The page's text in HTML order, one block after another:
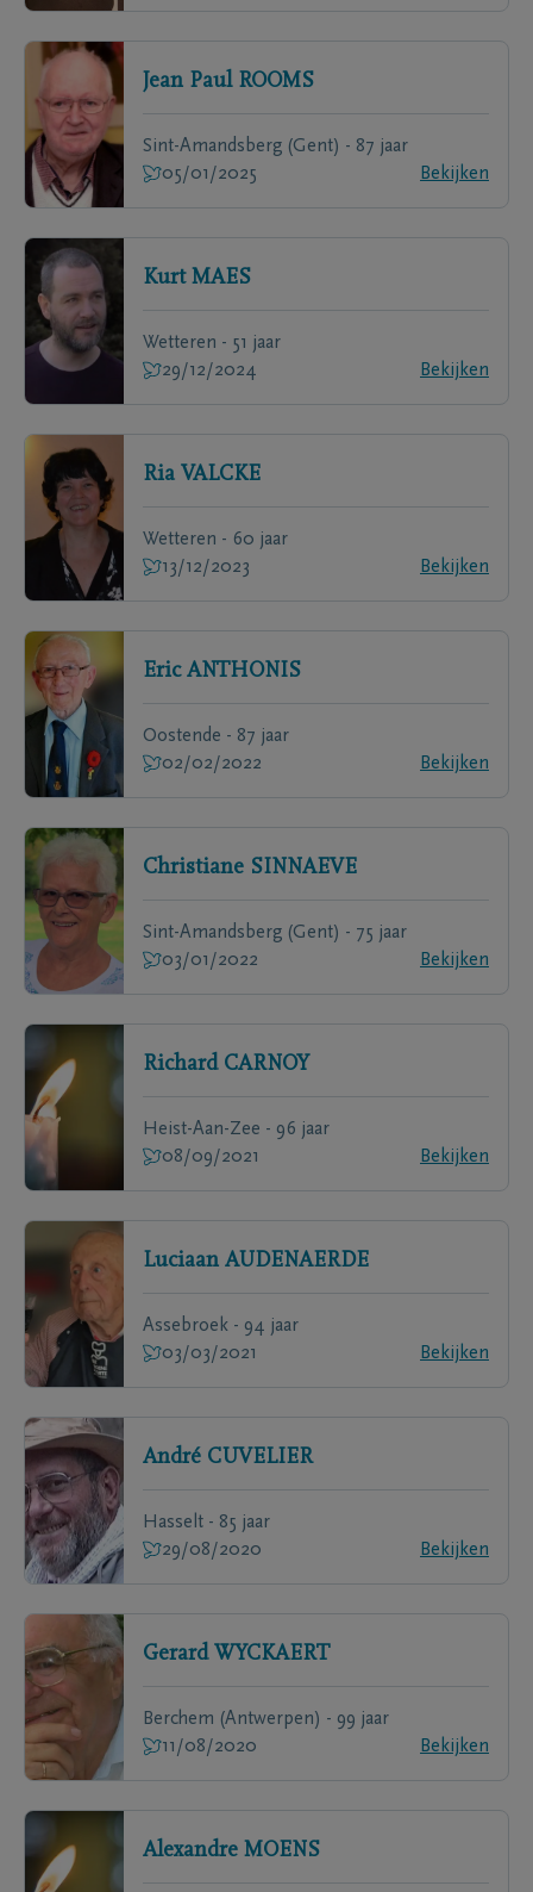
Jean Paul ROOMS
Sint-Amandsberg (Gent) - 87 jaar
05/01/2025
Bekijken
Kurt MAES
Wetteren - 51 jaar
29/12/2024
Bekijken
Ria VALCKE
Wetteren - 60 jaar
13/12/2023
Bekijken
Eric ANTHONIS
Oostende - 87 jaar
02/02/2022
Bekijken
Christiane SINNAEVE
Sint-Amandsberg (Gent) - 75 jaar
03/01/2022
Bekijken
Richard CARNOY
Heist-Aan-Zee - 96 jaar
08/09/2021
Bekijken
Luciaan AUDENAERDE
Assebroek - 94 jaar
03/03/2021
Bekijken
André CUVELIER
Hasselt - 85 jaar
29/08/2020
Bekijken
Gerard WYCKAERT
Berchem (Antwerpen) - 99 jaar
11/08/2020
Bekijken
Alexandre MOENS